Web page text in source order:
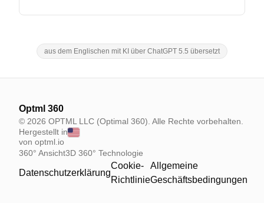
aus dem Englischen mit KI über ChatGPT 5.5 übersetzt
Optml 360
© 2026 OPTML LLC (Optimal 360). Alle Rechte vorbehalten.
Hergestellt in
von optml.io
360° Ansicht3D 360° Technologie
Datenschutzerklärung
Cookie-
Richtlinie
Allgemeine
Geschäftsbedingungen